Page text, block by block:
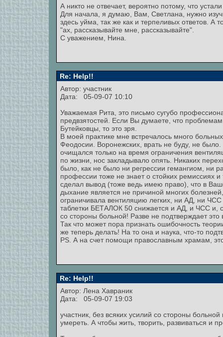
А никто не отвечает, вероятно потому, что
Для начала, я думаю, Вам, Светлана, нужно
здесь уйма, так же как и терпеливых ответов. А
"ах, рассказывайте мне, рассказывайте".
С уважением, Нина.
Re: Help!!
Автор: участник
Дата: 05-09-07 10:10
Уважаемая Рита, это письмо сугубо
предвзятостей. Если Вы думаете, что
Бутейковцы, то это зря.
В моей практике мне встречалось много
Феодосии. Воронежских, врать не буду, не
очищался только на время ограничения
по жизни, нос закладывало опять. Никаких
было, как не было ни регрессии гемангиом, ни
профессии тоже не знает о стойких ремиссиях
сделал вывод (тоже ведь имею право), что в
дыхание является не причиной многих
ограничивала вентиляцию легких, ни АД, ни
таблетки БЕТАЛОК 50 снижается и АД, и ЧСС и,
со стороны больной! Разве не подтверждает это
Так что может пора признать ошибочность
же теперь делать! На то она и наука, что-то
PS. А на счет помощи православным храмам,
Re: Help!!
Автор: Лена Хавраник
Дата: 05-09-07 19:03
участник, без всяких усилий со стороны
умереть. А чтобы жить, творить, развиваться и